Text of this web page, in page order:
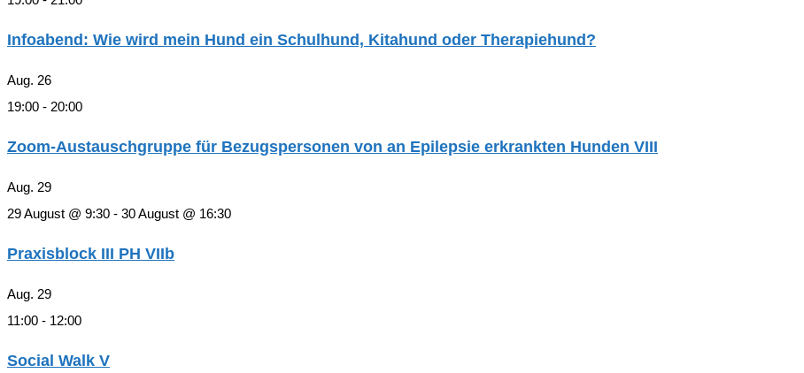
Infoabend: Wie wird mein Hund ein Schulhund, Kitahund oder Therapiehund?
Aug. 26
19:00 - 20:00
Zoom-Austauschgruppe für Bezugspersonen von an Epilepsie erkrankten Hunden VIII
Aug. 29
29 August @ 9:30 - 30 August @ 16:30
Praxisblock III PH VIIb
Aug. 29
11:00 - 12:00
Social Walk V